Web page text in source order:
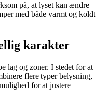
på, at lyset kan ændre
med både varmt og koldt
karakter
lag og zoner. I stedet for at
flere typer belysning,
for at justere